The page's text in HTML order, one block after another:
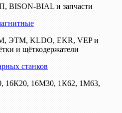
BISON-BIAL и запчасти
ЭТМ, KLDO, EKR, VEP и
и щёткодержатели
станков
16К20, 16М30, 1К62, 1М63,